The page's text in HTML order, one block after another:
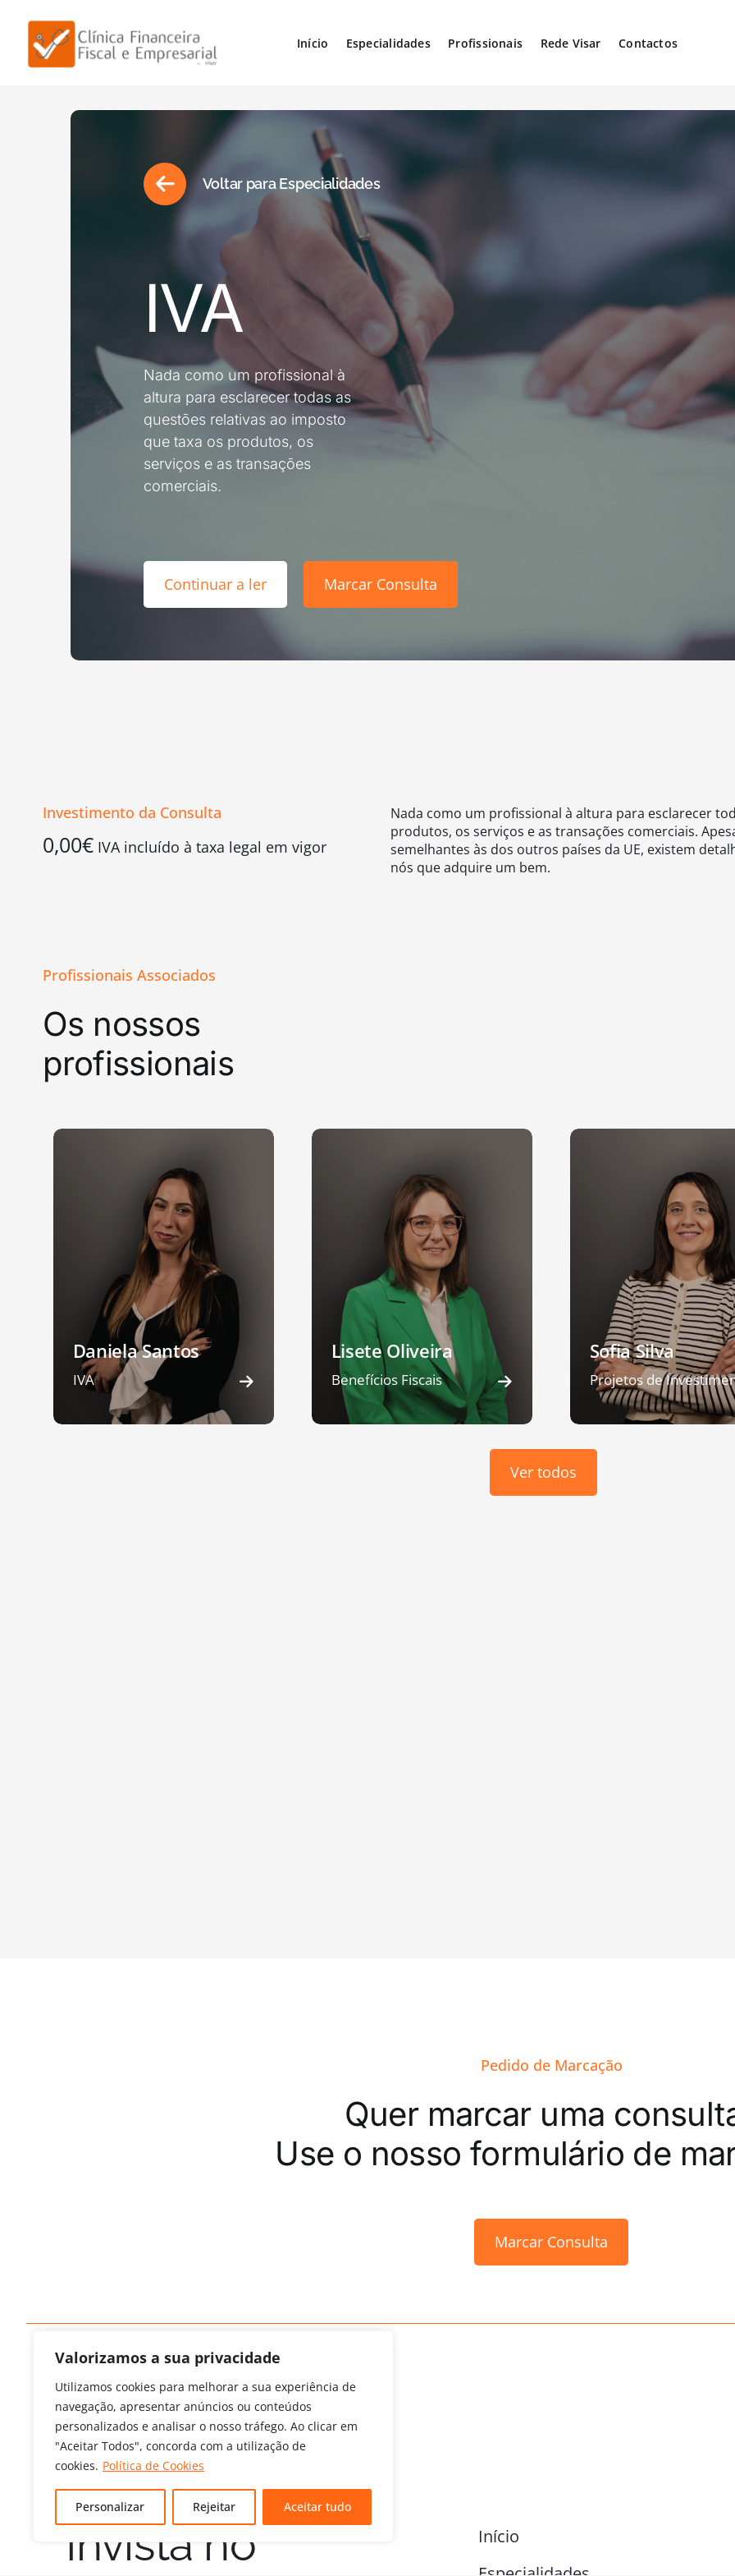
Valorizamos a sua privacidade
Utilizamos cookies para melhorar a sua experiência de
navegação, apresentar anúncios ou conteúdos
personalizados e analisar o nosso tráfego. Ao clicar em
"Aceitar Todos", concorda com a utilização de
cookies. Política de Cookies
Personalizar Rejeitar Aceitar tudo
Início Especialidades Profissionais Rede Visar Contactos
Voltar para Especialidades
IVA
Nada como um profissional à
altura para esclarecer todas as
questões relativas ao imposto
que taxa os produtos, os
serviços e as transações
comerciais.
Continuar a ler Marcar Consulta
Investimento da Consulta
0,00€IVA incluído à taxa legal em vigor
Nada como um profissional à altura para esclarecer
produtos, os serviços e as transações comerciais.
semelhantes às dos outros países da UE, existem
nós que adquire um bem.
Profissionais Associados
Os nossos
profissionais
Daniela Santos
IVA
Lisete Oliveira
Benefícios Fiscais
Sofia Silva
Projetos de
Ver todos
Pedido de Marcação
Quer marcar uma
Use o nosso formulário de
Marcar Consulta
Invista no
Início